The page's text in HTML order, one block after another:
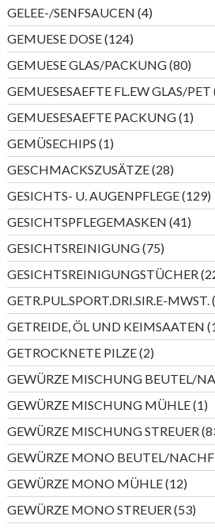
GELEE-/SENFSAUCEN 44
Produkte
GEMUESE DOSE 124124
Produkte
GEMUESE GLAS/PACKUNG 8080
GEMUESESAEFTE FL.EW GLAS/PET
GEMUESESAEFTE PACKUNG 11
GEMÜSECHIPS 11
Produkt
GESCHMACKSZUSÄTZE 2828
GESICHTS- U. AUGENPFLEGE 129
GESICHTSPFLEGEMASKEN 4141
GESICHTSREINIGUNG 7575
Produkte
GESICHTSREINIGUNGSTÜCHER
GETR.PUL.SPORT.DRI.SIR.E-MWST.
GETREIDE, ÖL UND KEIMSAATEN
GETROCKNETE PILZE 22
Produkte
GEWÜRZE MISCHUNG BEUTEL/
GEWÜRZE MISCHUNG MÜHLE 11
GEWÜRZE MISCHUNG STREUER
GEWÜRZE MONO BEUTEL/
GEWÜRZE MONO MÜHLE 1212
GEWÜRZE MONO STREUER 5353